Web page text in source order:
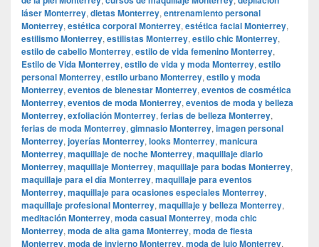
láser Monterrey, dietas Monterrey, entrenamiento personal
Monterrey, estética corporal Monterrey, estética facial Monterrey,
estilismo Monterrey, estilistas Monterrey, estilo chic Monterrey,
estilo de cabello Monterrey, estilo de vida femenino Monterrey,
Estilo de Vida Monterrey, estilo de vida y moda Monterrey, estilo
personal Monterrey, estilo urbano Monterrey, estilo y moda
Monterrey, eventos de bienestar Monterrey, eventos de cosmética
Monterrey, eventos de moda Monterrey, eventos de moda y belleza
Monterrey, exfoliación Monterrey, ferias de belleza Monterrey,
ferias de moda Monterrey, gimnasio Monterrey, imagen personal
Monterrey, joyerías Monterrey, looks Monterrey, manicura
Monterrey, maquillaje de noche Monterrey, maquillaje diario
Monterrey, maquillaje Monterrey, maquillaje para bodas Monterrey,
maquillaje para el día Monterrey, maquillaje para eventos
Monterrey, maquillaje para ocasiones especiales Monterrey,
maquillaje profesional Monterrey, maquillaje y belleza Monterrey,
meditación Monterrey, moda casual Monterrey, moda chic
Monterrey, moda de alta gama Monterrey, moda de fiesta
Monterrey, moda de invierno Monterrey, moda de lujo Monterrey,